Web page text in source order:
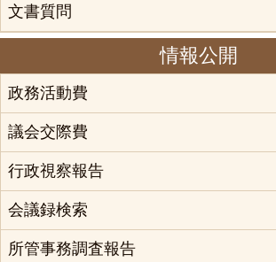
文書質問
情報公開
政務活動費
議会交際費
行政視察報告
会議録検索
所管事務調査報告